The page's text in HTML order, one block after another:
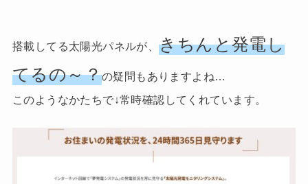
搭載してる太陽光パネルが、きちんと発電し
てるの～？の疑問もありますよね…
このようなかたちで↓常時確認してくれています。